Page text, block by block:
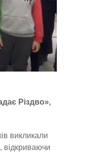
Різдво»,
викликали
відкриваючи